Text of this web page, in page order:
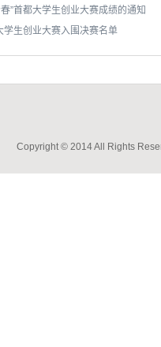
”首都大学生创业大赛成绩的通知
学生创业大赛入围决赛名单
Copyright © 2014 All Rights